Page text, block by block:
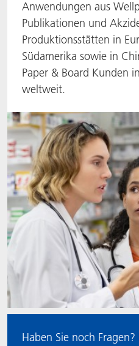
Anwendungen aus
Publikationen und
Produktionsstätten in
Südamerika sowie in
Paper & Board Kunden
weltweit.
Haben Sie noch
ACTNext
BlisterKote
FoodClass
FoodSafe
MotionCoat
PakSafe
PROVALIN
Let's ACT
FAQ
ACTEGA Rhenacoat
ACTEGA Schmid Rhyner